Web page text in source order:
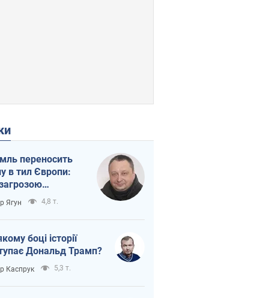
переносить
в тил Європи:
логістика
Ягун 4,8 т.
боці історії
Дональд Трамп?
Каспрук 5,3 т.